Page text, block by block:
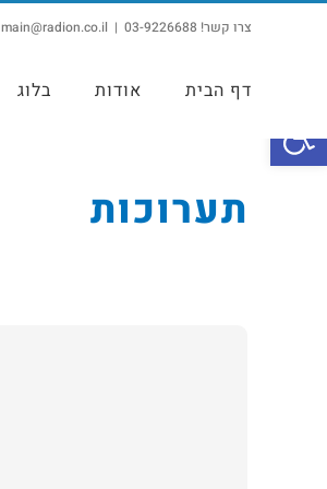
צרו קשר! 03-9226688 |
main@radion.co.il
דף הבית אודות בלוג
תערוכות